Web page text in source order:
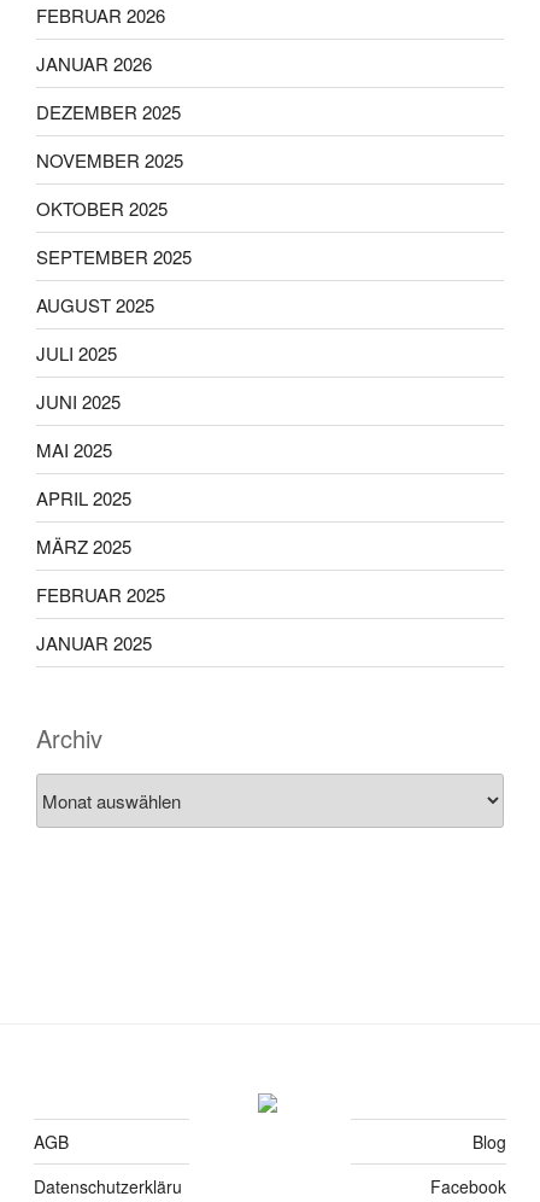
FEBRUAR 2026
JANUAR 2026
DEZEMBER 2025
NOVEMBER 2025
OKTOBER 2025
SEPTEMBER 2025
AUGUST 2025
JULI 2025
JUNI 2025
MAI 2025
APRIL 2025
MÄRZ 2025
FEBRUAR 2025
JANUAR 2025
Archiv
AGB
Datenschutzerkläru
Blog
Facebook